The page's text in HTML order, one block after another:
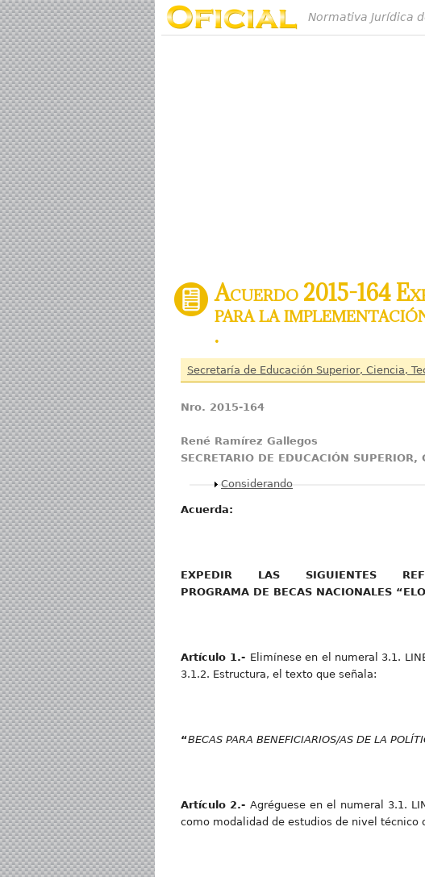
Normativa Jurídica
Acuerdo 2015-164
para la
.
Secretaría de Educación Superior, Ciencia,
Nro. 2015-164
René Ramírez Gallegos
SECRETARIO DE EDUCACIÓN
Mostrar
Considerando
Acuerda:
EXPEDIR LAS SIGUIENTES
PROGRAMA DE BECAS NACIONALES
Artícul o 1.- Elimínese en el numeral 3.1.
3.1.2. Estructura, el texto que señala:
“BECAS PARA BENEFICIARIOS/AS DE LA
Artícul o 2.- Agréguese en el numeral 3.1.
como modalidad de estudios de nivel